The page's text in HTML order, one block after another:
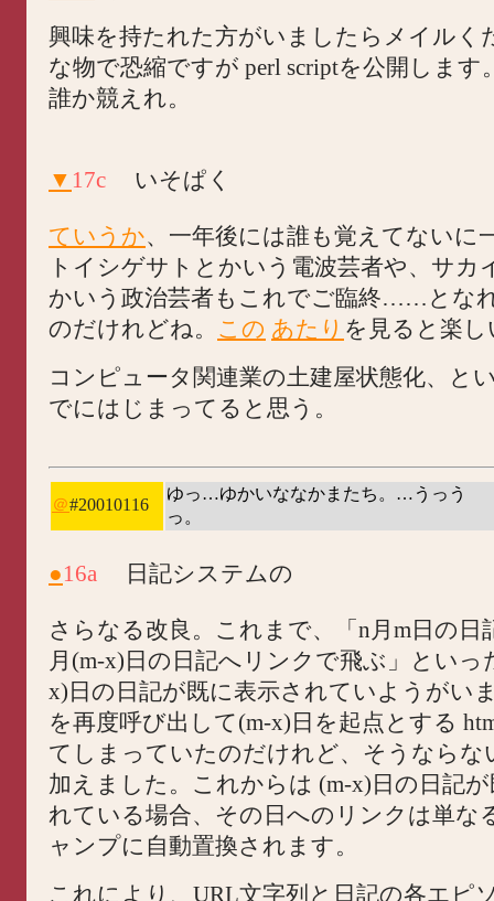
興味を持たれた方がいましたら メイル く
な物で恐縮ですが perl scriptを公開します
誰か競えれ。
▼ 17c いそぱく
ていうか、一年後には誰も覚えてない
トイシゲサトとかいう電波芸者や、サカ
かいう政治芸者もこれでご臨終……とな
のだけれどね。 この あたり を見ると楽
コンピュータ関連業の土建屋状態化、と
でにはじまってると思う。
＠#20010116
ゆっ…ゆかいななかまたち。…うっう
っ。
●16a 日記システムの
さらなる改良。これまで、「n月m日の日
月(m-x)日の日記へリンクで飛ぶ」といっ
x)日の日記が既に表示されていようがい
を再度呼び出して(m-x)日を起点とする
てしまっていたのだけれど、そうならな
加えました。これからは (m-x)日の日記
れている場合、その日へのリンクは単な
ャンプに自動置換されます。
これにより、URL文字列と日記の各エピ